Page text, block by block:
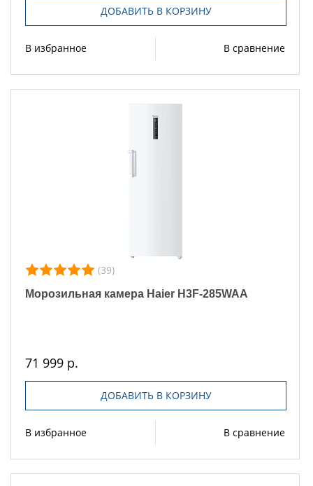
ДОБАВИТЬ В КОРЗИНУ
В избранное В сравнение
(39)
Морозильная камера Haier H3F-285WAA
71 999 р.
ДОБАВИТЬ В КОРЗИНУ
В избранное В сравнение